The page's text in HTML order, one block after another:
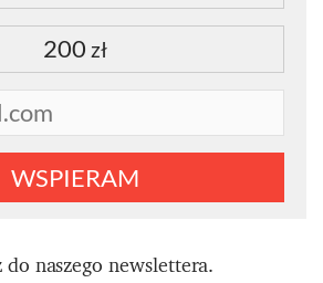
200 zł
WSPIERAM
naszego newslettera.